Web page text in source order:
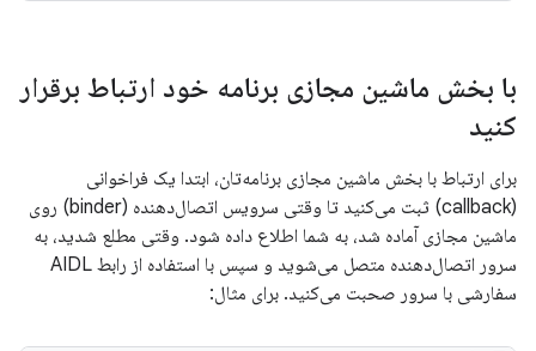
با بخش ماشین مجازی برنامه خود ارتباط برقرار
کنید
برای ارتباط با بخش ماشین مجازی برنامه‌تان، ابتدا یک فراخوانی
(callback) ثبت می‌کنید تا وقتی سرویس اتصال‌دهنده (binder) روی
ماشین مجازی آماده شد، به شما اطلاع داده شود. وقتی مطلع شدید، به
سرور اتصال‌دهنده متصل می‌شوید و سپس با استفاده از رابط AIDL
سفارشی با سرور صحبت می‌کنید. برای مثال: